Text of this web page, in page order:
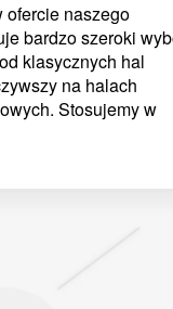
ofercie naszego
bardzo szeroki
klasycznych hal
na halach
Stosujemy w